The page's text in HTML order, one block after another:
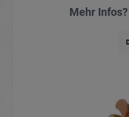
Mehr Infos?